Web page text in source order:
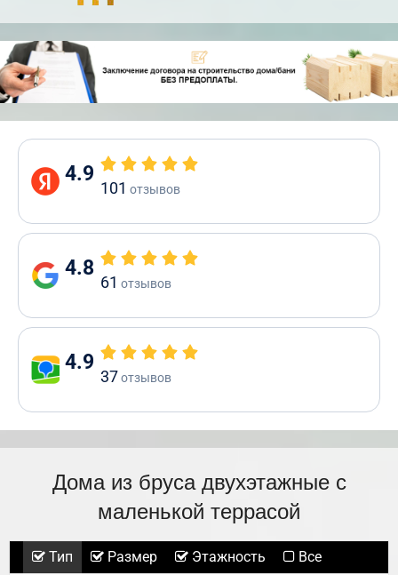
4.9
101 отзывов
4.8
61 отзывов
4.9
37отзывов
Дома из бруса двухэтажные с
маленькой террасой
Тип Размер Этажность Все